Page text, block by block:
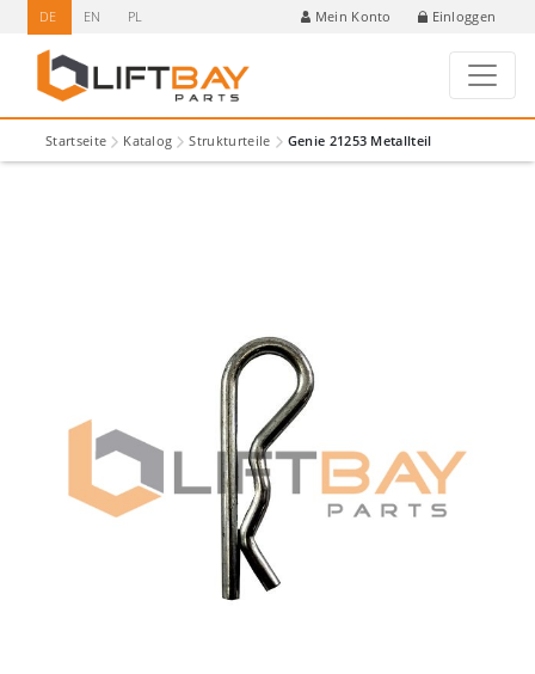
DE EN PL Mein Konto Einloggen
Startseite Katalog Strukturteile Genie 21253 Metallteil